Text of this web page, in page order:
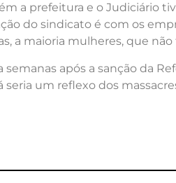
a prefeitura e o Judiciário
do sindicato é com os
a maioria mulheres, que
semanas após a sanção da
seria um reflexo dos